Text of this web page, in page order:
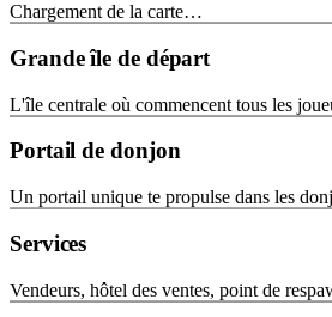
Chargement de la carte…
Grande île de départ
L'île centrale où commencent tous les
Portail de donjon
Un portail unique te propulse dans les
Services
Vendeurs, hôtel des ventes, point de